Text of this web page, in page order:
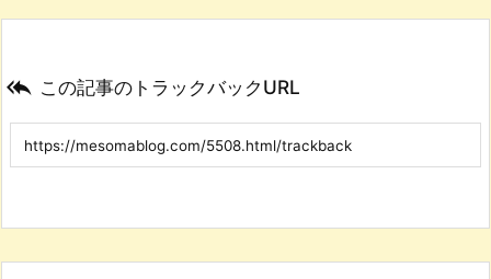
 この記事のトラックバックURL